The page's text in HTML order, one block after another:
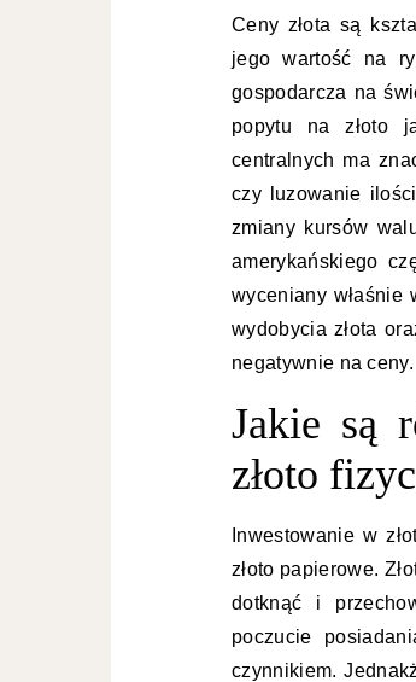
Ceny złota są
jego wartość na
gospodarcza na
popytu na złoto
centralnych ma
czy luzowanie
zmiany kursów
amerykańskiego
wyceniany właśnie
wydobycia złota
negatywnie na ceny.
Jakie są
złoto
Inwestowanie w
złoto papierowe.
dotknąć i
poczucie
czynnikiem.